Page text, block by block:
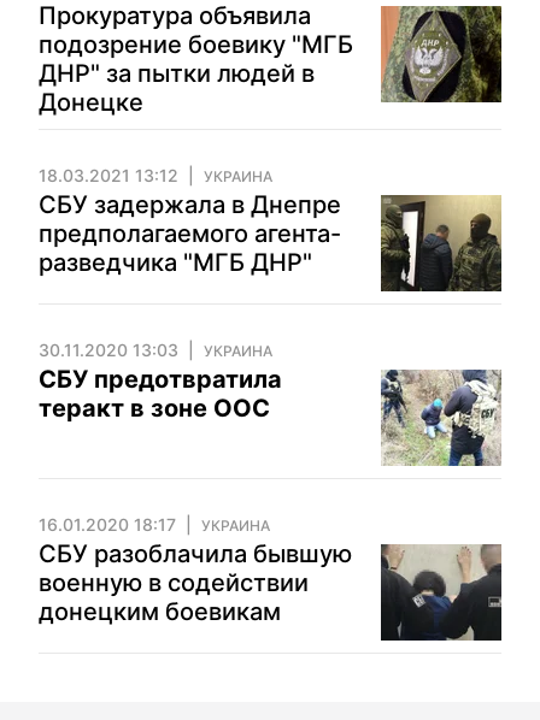
Прокуратура объявила
подозрение боевику "МГБ
ДНР" за пытки людей в
Донецке
18.03.2021 13:12 УКРАИНА
СБУ задержала в Днепре
предполагаемого агента-
разведчика "МГБ ДНР"
30.11.2020 13:03 УКРАИНА
СБУ предотвратила
теракт в зоне ООС
16.01.2020 18:17 УКРАИНА
СБУ разоблачила бывшую
военную в содействии
донецким боевикам